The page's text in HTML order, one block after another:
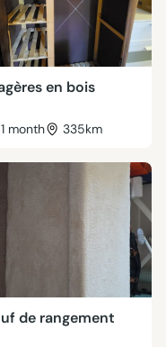
en bois
1 month 335km
de rangement